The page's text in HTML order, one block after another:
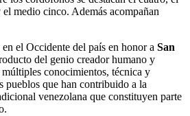
medio cinco. Además acompañan
el Occidente del país en honor a San
del genio creador humano y
conocimientos, técnica y
pueblos que han contribuido a la
venezolana que constituyen parte